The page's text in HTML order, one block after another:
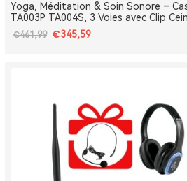
Yoga, Méditation & Soin Sonore –
TA003P TA004S, 3 Voies avec Clip
Amovible, Bluetooth, Bass Boost
€461,99 €345,59